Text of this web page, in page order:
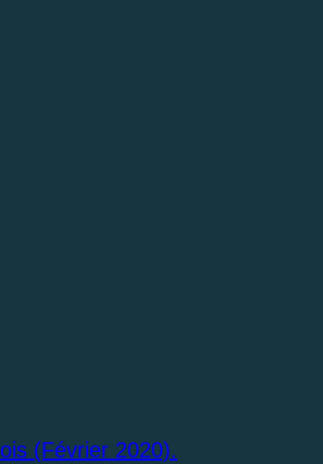
(Février 2020).